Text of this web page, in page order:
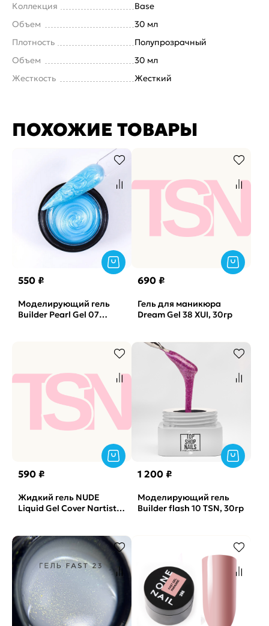
Коллекция
Base
Объем
30 мл
Плотность
Полупрозрачный
Объем
30 мл
Жесткость
Жесткий
ПОХОЖИЕ ТОВАРЫ
550 ₽
Моделирующий гель
Builder Pearl Gel 07
690 ₽
Гель для маникюра
Dream Gel 38 XUI, 30гр
590 ₽
Жидкий гель NUDE
Liquid Gel Cover Nartist,
1 200 ₽
Моделирующий гель
Builder flash 10 TSN, 30гр